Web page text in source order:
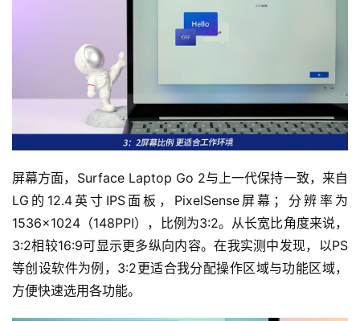
讯
评
测
中
屏幕方面，Surface Laptop Go 2与上一代保持一致，来自
LG的12.4英寸IPS面板，PixelSense屏幕；分辨率为
1536×1024（148PPI），比例为3:2。从长宽比角度来说，
3:2相较16:9可显示更多纵向内容。在我实测中发现，以PS
等创设软件为例，3:2更适合我分配操作区域与功能区域，
方便快速选用各功能。